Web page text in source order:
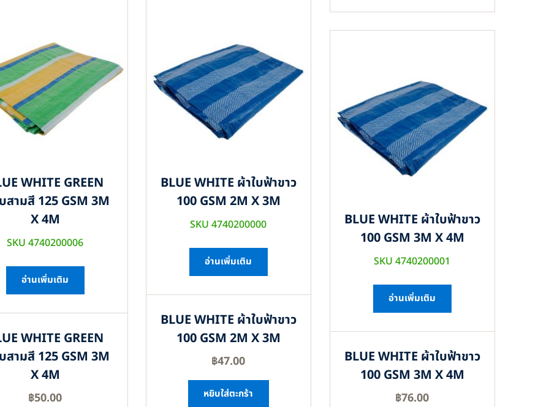
WHITE GREEN
สามสี 125 GSM 3M
X 4M
SKU 4740200006
อ่านเพิ่มเติม
WHITE GREEN
สามสี 125 GSM 3M
X 4M
฿50.00
BLUE WHITE ผ้าใบฟ้าขาว
100 GSM 2M X 3M
SKU 4740200000
อ่านเพิ่มเติม
BLUE WHITE ผ้าใบฟ้าขาว
100 GSM 2M X 3M
฿47.00
หยิบใส่ตะกร้า
BLUE WHITE ผ้าใบฟ้าขาว
100 GSM 3M X 4M
SKU 4740200001
อ่านเพิ่มเติม
BLUE WHITE ผ้าใบฟ้าขาว
100 GSM 3M X 4M
฿76.00